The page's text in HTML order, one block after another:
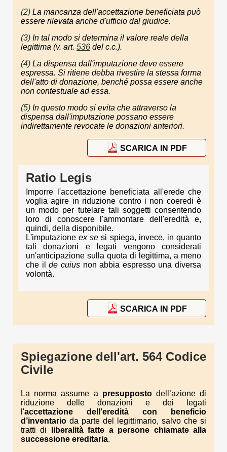
(2) La mancanza dell'accettazione beneficiata può
essere rilevata anche d'ufficio dal giudice.
(3) In tal modo si determina il valore reale della
legittima (v. art. 536 del c.c.).
(4) La dispensa dall'imputazione deve essere
espressa. Si ritiene debba rivestire la stessa forma
dell'atto di donazione, benché possa essere anche
non contestuale ad essa.
(5) In questo modo si evita che attraverso la
dispensa dall'imputazione possano essere
indirettamente revocate le donazioni anteriori.
SCARICA IN PDF
Ratio Legis
Imporre l'accettazione beneficiata all'erede che
voglia agire in riduzione contro i non coeredi è
un modo per tutelare tali soggetti consentendo
loro di conoscere l'ammontare dell'eredità e,
quindi, della disponibile.
L'imputazioneex se si spiega, invece, in quanto
tali donazioni e legati vengono considerati
un'anticipazione sulla quota di legittima, a meno
che ilde cuiusnon abbia espresso una diversa
volontà.
SCARICA IN PDF
Spiegazione dell'art. 564 Codice
Civile
La norma assume a presuppostodell’azione di
riduzione delle donazioni e dei legati
l'accettazione dell'eredità con beneficio
d’inventario da parte del legittimario, salvo che si
tratti di
liberalità fatte a persone chiamate alla
successione ereditaria.